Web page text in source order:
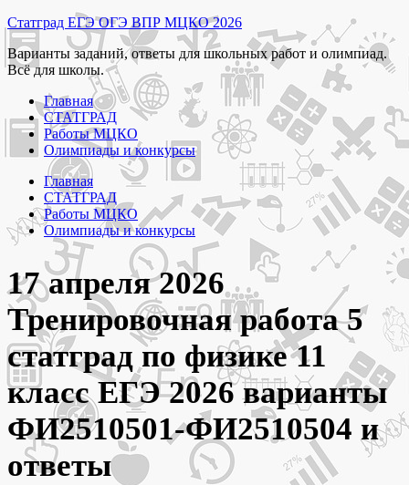
Перейти
к
содержимому
Статград ЕГЭ ОГЭ ВПР МЦКО 2026
Варианты заданий, ответы для школьных работ и олимпиад.
Всё для школы.
Главная
СТАТГРАД
Работы МЦКО
Олимпиады и конкурсы
Главная
СТАТГРАД
Работы МЦКО
Олимпиады и конкурсы
17 апреля 2026
Тренировочная работа 5
статград по физике 11
класс ЕГЭ 2026 варианты
ФИ2510501-ФИ2510504 и
ответы